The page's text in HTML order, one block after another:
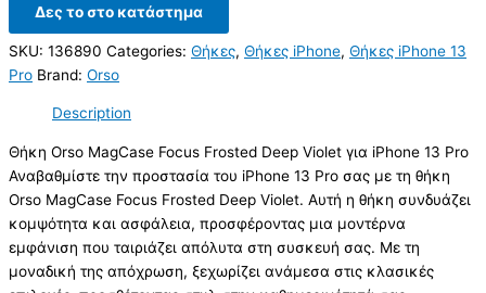
Δες το στο κατάστημα
SKU: 136890 Categories: Θήκες, Θήκες iPhone, Θήκες iPhone 13
Pro Brand: Orso
Description
Θήκη Orso MagCase Focus Frosted Deep Violet για iPhone 13 Pro
Αναβαθμίστε την προστασία του iPhone 13 Pro σας με τη θήκη
Orso MagCase Focus Frosted Deep Violet. Αυτή η θήκη συνδυάζει
κομψότητα και ασφάλεια, προσφέροντας μια μοντέρνα
εμφάνιση που ταιριάζει απόλυτα στη συσκευή σας. Με τη
μοναδική της απόχρωση, ξεχωρίζει ανάμεσα στις κλασικές